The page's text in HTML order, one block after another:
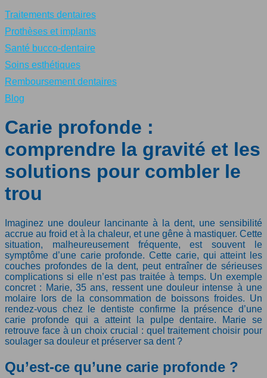
Traitements dentaires
Prothèses et implants
Santé bucco-dentaire
Soins esthétiques
Remboursement dentaires
Blog
Carie profonde :
comprendre la gravité et les
solutions pour combler le
trou
accrue au froid et à la chaleur, et une gêne à mastiquer. Cette
situation, malheureusement fréquente, est souvent le
symptôme d’une carie profonde. Cette carie, qui atteint les
couches profondes de la dent, peut entraîner de sérieuses
complications si elle n’est pas traitée à temps. Un exemple
concret : Marie, 35 ans, ressent une douleur intense à une
molaire lors de la consommation de boissons froides. Un
rendez-vous chez le dentiste confirme la présence d’une
carie profonde qui a atteint la pulpe dentaire. Marie se
retrouve face à un choix crucial : quel traitement choisir pour
soulager sa douleur et préserver sa dent ?
Qu’est-ce qu’une carie profonde ?